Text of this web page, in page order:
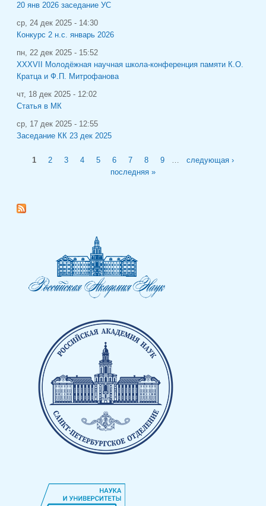
20 янв 2026 заседание УС
ср, 24 дек 2025 - 14:30
Конкурс 2 н.с. январь 2026
пн, 22 дек 2025 - 15:52
XXXVII Молодёжная научная школа-конференция памяти К.О.
Кратца и Ф.П. Митрофанова
чт, 18 дек 2025 - 12:02
Статья в МК
ср, 17 дек 2025 - 12:55
Заседание КК 23 дек 2025
Страницы
1 2 3 4 5 6 7 8 9
следующая ›
последняя »